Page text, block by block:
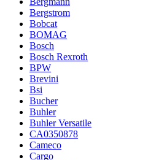
Bergstrom
Bobcat
BOMAG
Bosch
Bosch Rexroth
BPW
Brevini
Bsi
Bucher
Buhler
Buhler Versatile
CA0350878
Cameco
Cargo